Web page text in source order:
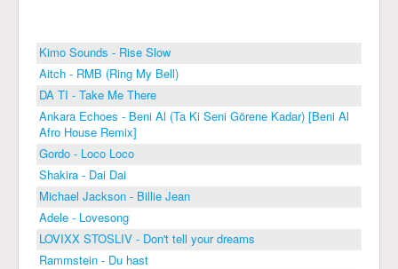
Kimo Sounds - Rise Slow
Aitch - RMB (Ring My Bell)
DA TI - Take Me There
Ankara Echoes - Beni Al (Ta Ki Seni Görene Kadar) [Beni Al
Afro House Remix]
Gordo - Loco Loco
Shakira - Dai Dai
Michael Jackson - Billie Jean
Adele - Lovesong
LOVIXX STOSLIV - Don't tell your dreams
Rammstein - Du hast